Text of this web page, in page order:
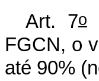
Art. 7o
FGCN, o
até 90%